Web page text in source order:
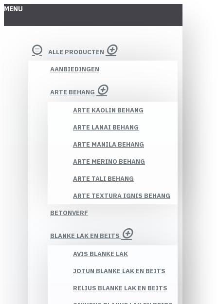
MENU
ALLE PRODUCTEN
AANBIEDINGEN
ARTE BEHANG
ARTE KAOLIN BEHANG
ARTE LANAI BEHANG
ARTE MANILA BEHANG
ARTE MERINO BEHANG
ARTE TALI BEHANG
ARTE TEXTURA IGNIS BEHANG
BETONVERF
BLANKE LAK EN BEITS
AVIS BLANKE LAK
JOTUN BLANKE LAK EN BEITS
RELIUS BLANKE LAK EN BEITS